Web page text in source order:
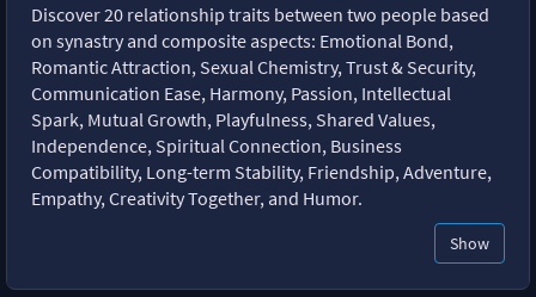
Discover 20 relationship traits between two people based
on synastry and composite aspects: Emotional Bond,
Romantic Attraction, Sexual Chemistry, Trust & Security,
Communication Ease, Harmony, Passion, Intellectual
Spark, Mutual Growth, Playfulness, Shared Values,
Independence, Spiritual Connection, Business
Compatibility, Long-term Stability, Friendship, Adventure,
Empathy, Creativity Together, and Humor.
Show